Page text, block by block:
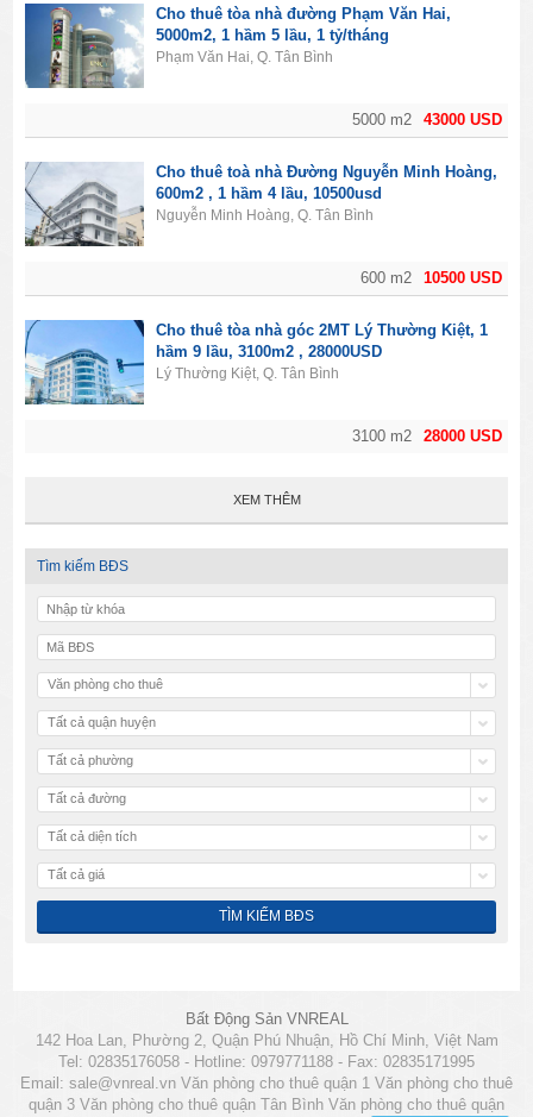
43000 USD
5000 m2
Cho thuê tòa nhà đường Phạm Văn Hai,
5000m2, 1 hầm 5 lầu, 1 tỷ/tháng
Phạm Văn Hai, Q. Tân Bình
10500 USD
600 m2
Cho thuê toà nhà Đường Nguyễn Minh Hoàng,
600m2 , 1 hầm 4 lầu, 10500usd
Nguyễn Minh Hoàng, Q. Tân Bình
28000 USD
3100 m2
Cho thuê tòa nhà góc 2MT Lý Thường Kiệt, 1
hầm 9 lầu, 3100m2 , 28000USD
Lý Thường Kiệt, Q. Tân Bình
XEM THÊM
Tìm kiếm BĐS
Văn phòng cho thuê
Tất cả quận huyện
Tất cả phường
Tất cả đường
Tất cả diện tích
Tất cả giá
Bất Động Sản VNREAL
142 Hoa Lan, Phường 2, Quận Phú Nhuận, Hồ Chí Minh, Việt Nam
Tel: 02835176058 - Hotline: 0979771188 - Fax: 02835171995
Email: sale@vnreal.vn Văn phòng cho thuê quận 1 Văn phòng cho thuê
quận 3 Văn phòng cho thuê quận Tân Bình Văn phòng cho thuê quận